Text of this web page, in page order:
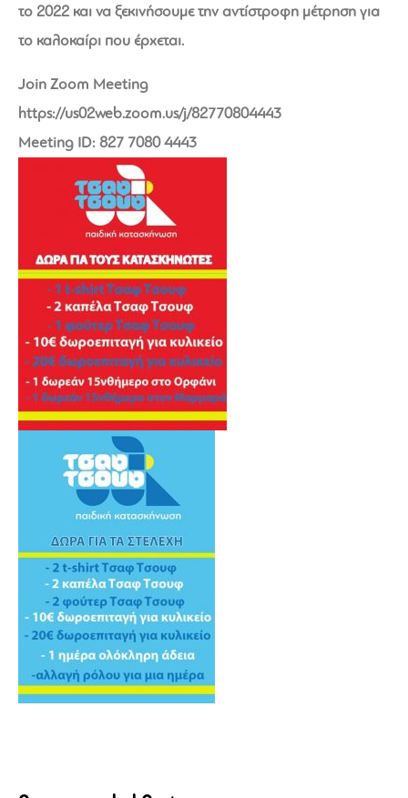
το 2022 και να ξεκινήσουμε την αντίστροφη μέτρηση για
το καλοκαίρι που έρχεται.
Join Zoom Meeting
https://us02web.zoom.us/j/82770804443
Meeting ID: 827 7080 4443